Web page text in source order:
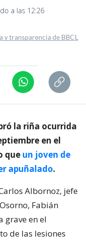
a las 12:26
y transparencia de BBCL
la riña ocurrida
en el
que un joven de
apuñalado.
Albornoz, jefe
Fabián
grave en el
de las lesiones